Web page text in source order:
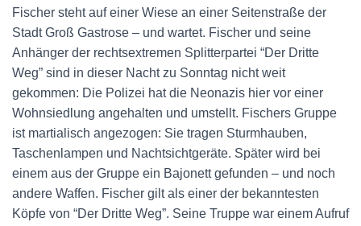
Fischer steht auf einer Wiese an einer Seitenstraße der
Stadt Groß Gastrose – und wartet. Fischer und seine
Anhänger der rechtsextremen Splitterpartei “Der Dritte
Weg” sind in dieser Nacht zu Sonntag nicht weit
gekommen: Die Polizei hat die Neonazis hier vor einer
Wohnsiedlung angehalten und umstellt. Fischers Gruppe
ist martialisch angezogen: Sie tragen Sturmhauben,
Taschenlampen und Nachtsichtgeräte. Später wird bei
einem aus der Gruppe ein Bajonett gefunden – und noch
andere Waffen. Fischer gilt als einer der bekanntesten
Köpfe von “Der Dritte Weg”. Seine Truppe war einem Aufruf